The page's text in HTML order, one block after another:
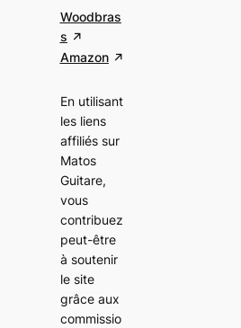
Woodbras
s
Amazon
En utilisant
les liens
affiliés sur
Matos
Guitare,
vous
contribuez
peut-être
à soutenir
le site
grâce aux
commissio